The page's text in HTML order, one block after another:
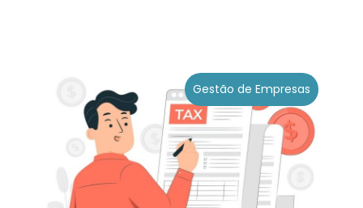
Gestão de Empresas